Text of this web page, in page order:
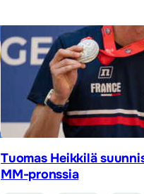
Tuomas Heikkilä
MM-pronssia